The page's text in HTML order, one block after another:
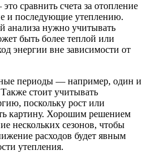
сравнить счета за отопление
и последующие утеплению.
анализа нужно учитывать
быть более теплой или
энергии вне зависимости от
периоды — например, один и
стоит учитывать
поскольку рост или
картину. Хорошим решением
нескольких сезонов, чтобы
расходов будет явным
утепления.